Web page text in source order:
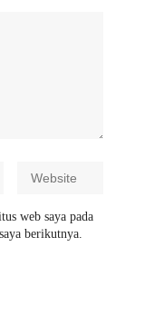
web saya pada
berikutnya.